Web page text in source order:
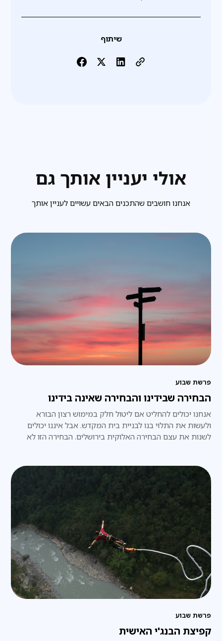
שיתוף
אולי יעניין אותך גם
אנחנו חושבים שהתכנים הבאים עשויים לעניין אותך
פרשת שבוע
הבחירה שבידינו והבחירה שאינה בידינו
אנחנו יכולים להחליט אם ליטול חלק במימוש רצון הבורא
ולעשות את התלוי בנו לבניית בית המקדש. אבל איננו יכולים
לשנות את עצם הבחירה האלוקית בירושלים. הבחירה הזו לא
פרשת שבוע
קפיצת הבנג'י האישית